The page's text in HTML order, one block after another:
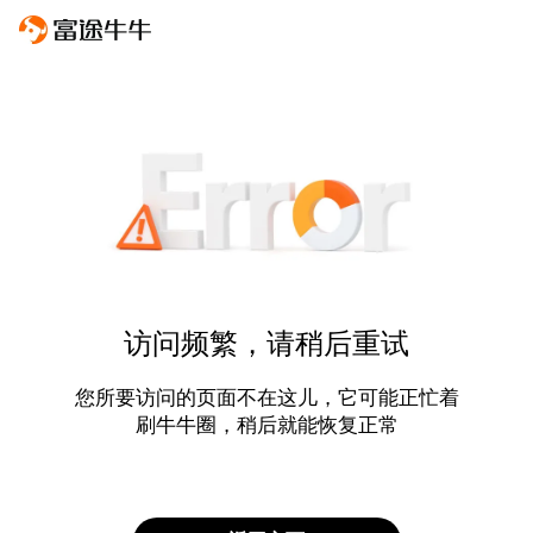
访问频繁，请稍后重试
您所要访问的页面不在这儿，它可能正忙着
刷牛牛圈，稍后就能恢复正常